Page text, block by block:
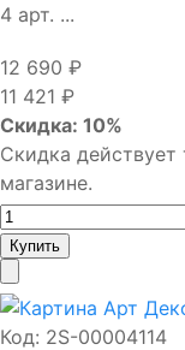
4 арт. ...
12 690 ₽
11 421 ₽
Скидка: 10%
Скидка действует
магазине.
Код: 2S-00004114